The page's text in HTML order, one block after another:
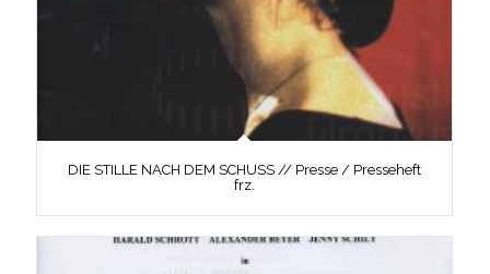
DIE STILLE NACH DEM SCHUSS // Presse / Presseheft
frz.